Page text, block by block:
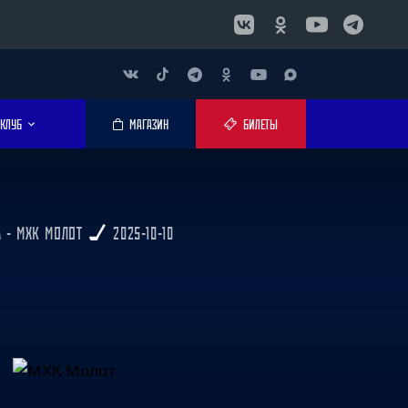
КЛУБ МАГАЗИН БИЛЕТЫ
- МХК МОЛОТ 2025-10-10